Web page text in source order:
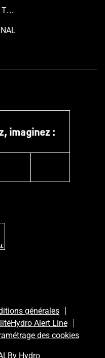
Pourquoi choisir un Aluminier TECHNAL ?
imaginez :
générales
Hydro Alert Line
des cookies
By Hydro